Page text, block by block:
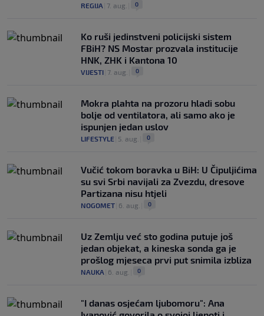
REGIJA 7. aug. 0
Ko ruši jedinstveni policijski sistem
FBiH? NS Mostar prozvala institucije
HNK, ZHK i Kantona 10
VIJESTI 7. aug. 0
Mokra plahta na prozoru hladi sobu
bolje od ventilatora, ali samo ako je
ispunjen jedan uslov
LIFESTYLE 5. aug. 0
Vučić tokom boravka u BiH: U Čipuljićima
su svi Srbi navijali za Zvezdu, dresove
Partizana nisu htjeli
NOGOMET 6. aug. 0
Uz Zemlju već sto godina putuje još
jedan objekat, a kineska sonda ga je
prošlog mjeseca prvi put snimila izbliza
NAUKA 6. aug. 0
"I danas osjećam ljubomoru": Ana